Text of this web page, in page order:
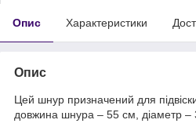
Опис Характеристики
Опис
Цей шнур призначений для
довжина шнура – 55 см, діаметр –